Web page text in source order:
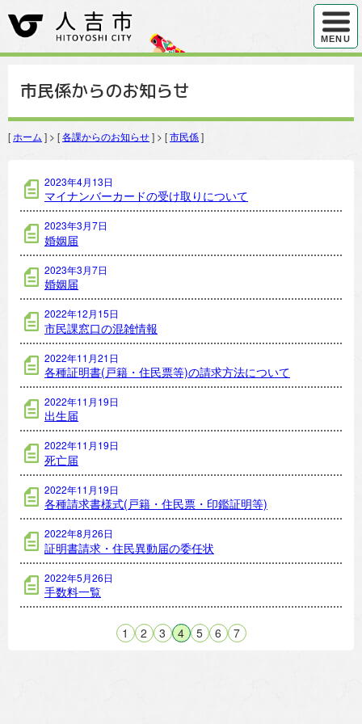
ハンバ
MENU
市民係からのお知らせ
[ ホーム ] > [各課からのお知らせ] > [市民係]
市民係の記事一覧
2023年4月13日
マイナンバーカードの受け取りについて
2023年3月7日
婚姻届
2023年3月7日
婚姻届
2022年12月15日
市民課窓口の混雑情報
2022年11月21日
各種証明書(戸籍・住民票等)の請求方法について
2022年11月19日
出生届
2022年11月19日
死亡届
2022年11月19日
各種請求書様式(戸籍・住民票・印鑑証明等)
2022年8月26日
証明書請求・住民異動届の委任状
2022年5月26日
手数料一覧
1 2 3 4 5 6 7